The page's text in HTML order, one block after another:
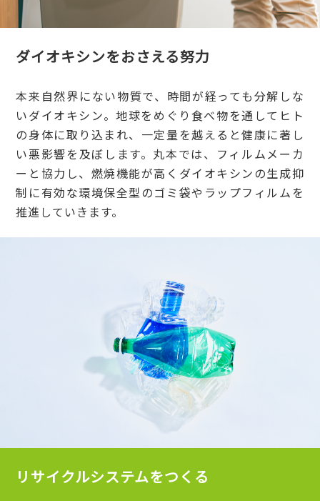
ダイオキシンをおさえる努力
本来自然界にない物質で、時間が経っても分解しな
いダイオキシン。地球をめぐり食べ物を通してヒト
の身体に取り込まれ、一定量を越えると健康に著し
い悪影響を及ぼします。丸本では、フィルムメーカ
ーと協力し、燃焼機能が高くダイオキシンの生成抑
制に有効な環境保全型のゴミ袋やラップフィルムを
推進していきます。
リサイクルシステムをつくる